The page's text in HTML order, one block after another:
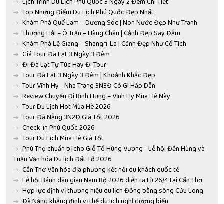
Top Những Điểm Du Lịch Phú Quốc Đẹp Nhất
Khám Phá Quế Lâm – Dương Sóc | Non Nước Đẹp Như Tranh
Thượng Hải – Ô Trấn – Hàng Châu | Cảnh Đẹp Say Đắm
Khám Phá Lệ Giang – Shangri-La | Cảnh Đẹp Như Cổ Tích
Giá Tour Đà Lạt 3 Ngày 3 Đêm
Đi Đà Lạt Tự Túc Hay Đi Tour
Tour Đà Lạt 3 Ngày 3 Đêm | Khoảnh Khắc Đẹp
Tour Vĩnh Hy - Nha Trang 3N3Đ Có Gì Hấp Dẫn
Review Chuyến Đi Bình Hưng – Vĩnh Hy Mùa Hè Này
Tour Du Lịch Hot Mùa Hè 2026
Tour Đà Nẵng 3N2Đ Giá Tốt 2026
Check-in Phú Quốc 2026
Tour Du Lịch Mùa Hè Giá Tốt
Phú Thọ chuẩn bị cho Giỗ Tổ Hùng Vương - Lễ hội Đền Hùng và
Tuần Văn hóa Du lịch Đất Tổ 2026
Cần Thơ Văn hóa địa phương kết nối du khách quốc tế
Lễ hội Bánh dân gian Nam Bộ 2026 diễn ra từ 26/4 tại Cần Thơ
Hợp lực định vị thương hiệu du lịch Đồng bằng sông Cửu Long
Đà Nẵng khẳng định vị thế du lịch nghỉ dưỡng biển